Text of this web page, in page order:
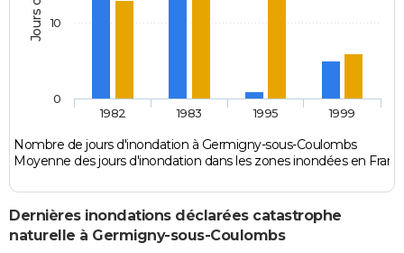
Nombre de jours d'inondation à Germigny-sous-Coulombs
Moyenne des jours d'inondation dans les zones inondées en
1982 1983 1995 1999
0
10
Dernières inondations déclarées catastrophe
naturelle à Germigny-sous-Coulombs